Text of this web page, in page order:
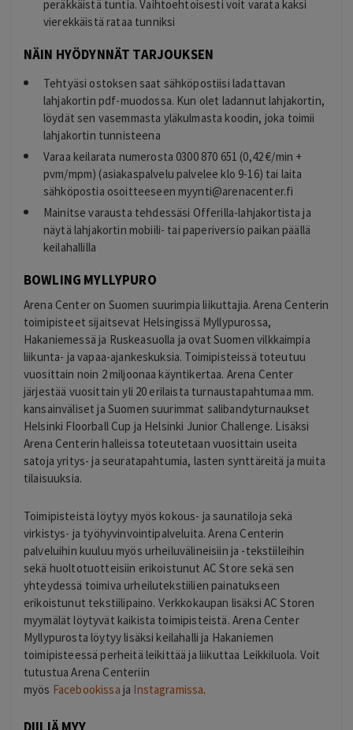
peräkkäistä tuntia. Vaihtoehtoisesti voit varata kaksi
vierekkäistä rataa tunniksi
NÄIN HYÖDYNNÄT TARJOUKSEN
Tehtyäsi ostoksen saat sähköpostiisi ladattavan
lahjakortin pdf-muodossa. Kun olet ladannut lahjakortin,
löydät sen vasemmasta yläkulmasta koodin, joka toimii
lahjakortin tunnisteena
Varaa keilarata numerosta 0300 870 651 (0,42 €/min +
pvm/mpm) (asiakaspalvelu palvelee klo 9-16) tai laita
sähköpostia osoitteeseenmyynti@arenacenter.fi
Mainitse varausta tehdessäsi Offerilla-lahjakortista ja
näytä lahjakortin mobiili- tai paperiversio paikan päällä
keilahallilla
BOWLING MYLLYPURO
Arena Center on Suomen suurimpia liikuttajia. Arena Centerin
toimipisteet sijaitsevat Helsingissä Myllypurossa,
Hakaniemessä ja Ruskeasuolla ja ovat Suomen vilkkaimpia
liikunta- ja vapaa-ajankeskuksia. Toimipisteissä toteutuu
vuosittain noin 2 miljoonaa käyntikertaa. Arena Center
järjestää vuosittain yli 20 erilaista turnaustapahtumaa mm.
kansainväliset ja Suomen suurimmat salibandyturnaukset
Helsinki Floorball Cup ja Helsinki Junior Challenge. Lisäksi
Arena Centerin halleissa toteutetaan vuosittain useita
satoja yritys- ja seuratapahtumia, lasten synttäreitä ja muita
tilaisuuksia.
Toimipisteistä löytyy myös kokous- ja saunatiloja sekä
virkistys- ja työhyvinvointipalveluita. Arena Centerin
palveluihin kuuluu myös urheiluvälineisiin ja -tekstiileihin
sekä huoltotuotteisiin erikoistunut AC Store sekä sen
yhteydessä toimiva urheilutekstiilien painatukseen
erikoistunut tekstiilipaino. Verkkokaupan lisäksi AC Storen
myymälät löytyvät kaikista toimipisteistä. Arena Center
Myllypurosta löytyy lisäksi keilahalli ja Hakaniemen
toimipisteessä perheitä leikittää ja liikuttaa Leikkiluola. Voit
tutustua Arena Centeriin
myös Facebookissa ja Instagramissa.